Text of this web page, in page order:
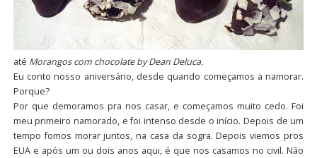
até Morangos com chocolate by Dean Deluca.
Eu conto nosso aniversário, desde quando começamos a namorar.
Porque?
Por que demoramos pra nos casar, e começamos muito cedo. Foi
meu primeiro namorado, e foi intenso desde o início. Depois de um
tempo fomos morar juntos, na casa da sogra. Depois viemos pros
EUA e após um ou dois anos aqui, é que nos casamos no civil. Não